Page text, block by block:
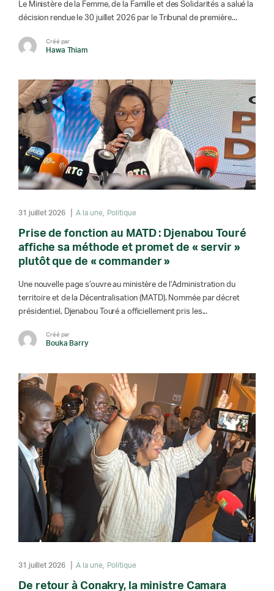
Le Ministère de la Femme, de la Famille et des Solidarités a salué la
décision rendue le 30 juillet 2026 par le Tribunal de première...
Créé par
Hawa Thiam
31 juillet 2026 A la une Politique
Prise de fonction au MATD : Djenabou Touré
affiche sa méthode et promet de « servir »
plutôt que de « commander »
Une nouvelle page s’ouvre au ministère de l’Administration du
territoire et de la Décentralisation (MATD). Nommée par décret
présidentiel, Djenabou Touré a officiellement pris les...
Créé par
Bouka Barry
31 juillet 2026 A la une Politique
De retour à Conakry, la ministre Camara